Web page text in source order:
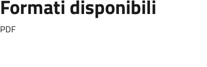
Formati disponibili
PDF